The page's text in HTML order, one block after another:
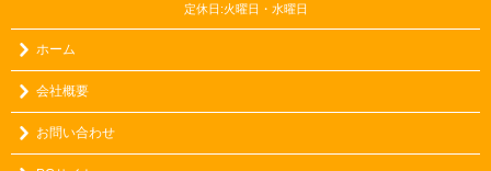
定休日:火曜日・水曜日
ホーム
会社概要
お問い合わせ